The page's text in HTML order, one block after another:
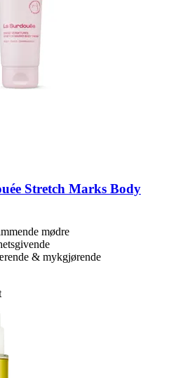
Stretch Marks Body
mødre
& mykgjørende